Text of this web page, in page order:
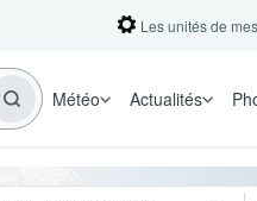
Les unités de
Météo Actualités